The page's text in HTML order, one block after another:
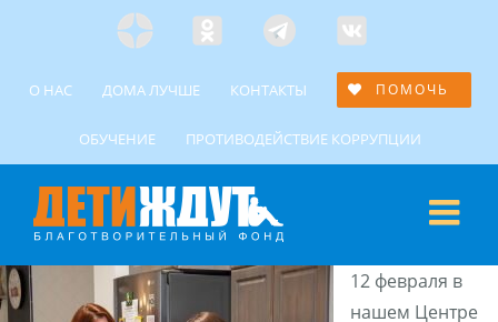
ЯндексОдноклассники
Telegramm
Custom
О НАС ДОМА ЛУЧШЕ КОНТАКТЫ ПОМОЧЬ
ОБУЧЕНИЕ ПРОТИВОДЕЙСТВИЕ КОРРУПЦИИ
12 февраля в
нашем Центре